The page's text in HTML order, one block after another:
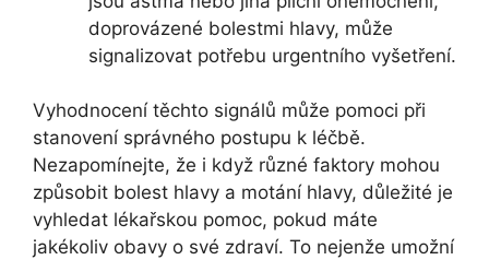
doprovázené bolestmi hlavy, může
signalizovat potřebu urgentního vyšetření.
Vyhodnocení těchto signálů může pomoci při
stanovení správného postupu k léčbě.
Nezapomínejte, že i když různé faktory mohou
způsobit bolest hlavy a motání hlavy, důležité je
vyhledat lékařskou pomoc, pokud máte
jakékoliv obavy o své zdraví. To nejenže umožní